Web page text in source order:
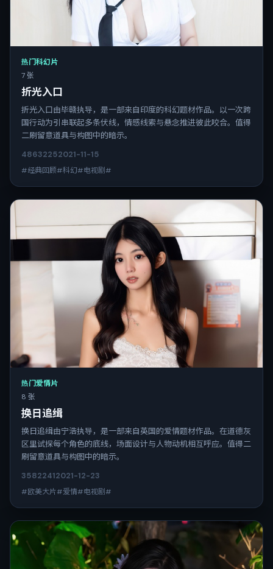
热门科幻片
7 张
折光入口
折光入口由毕赣执导，是一部来自印度的科幻题材作品。以一次跨
国行动为引串联起多条伏线，情感线索与悬念推进彼此咬合。值得
二刷留意道具与构图中的暗示。
48632252021-11-15
#经典回顾#科幻#电视剧#
热门爱情片
8 张
换日追缉
换日追缉由宁浩执导，是一部来自英国的爱情题材作品。在道德灰
区里试探每个角色的底线，场面设计与人物动机相互呼应。值得二
刷留意道具与构图中的暗示。
35822412021-12-23
#欧美大片#爱情#电视剧#